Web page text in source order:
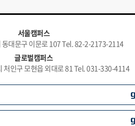
서울캠퍼스
대문구 이문로 107 Tel. 82-2-2173-2114
글로벌캠퍼스
처인구 모현읍 외대로 81 Tel. 031-330-4114